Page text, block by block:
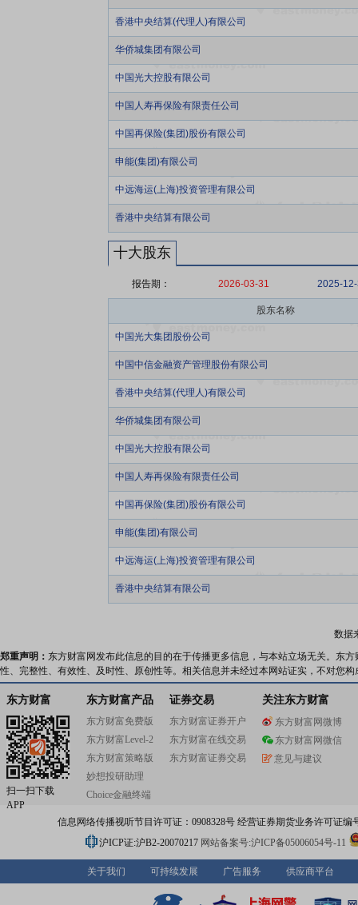
香港中央结算(代理人)有限公司
华侨城集团有限公司
中国光大控股有限公司
中国人寿再保险有限责任公司
中国再保险(集团)股份有限公司
申能(集团)有限公司
中远海运(上海)投资管理有限公司
香港中央结算有限公司
十大股东
报告期： 2026-03-31 2025-
股东名称
中国光大集团股份公司
中国中信金融资产管理股份有限公司
香港中央结算(代理人)有限公司
华侨城集团有限公司
中国光大控股有限公司
中国人寿再保险有限责任公司
中国再保险(集团)股份有限公司
申能(集团)有限公司
中远海运(上海)投资管理有限公司
香港中央结算有限公司
数据
郑重声明： 东方财富网发布此信息的目的在于传播更多信息，与本站立场无关。东
性、完整性、有效性、及时性、原创性等。相关信息并未经过本网站证实，不对您
东方财富
扫一扫下载
APP
东方财富产品
东方财富免费版
东方财富Level-2
东方财富策略版
妙想投研助理
Choice金融终端
证券交易
东方财富证券开户
东方财富在线交易
东方财富证券交易
关注东方财富
东方财富网微博
东方财富网微信
意见与建议
信息网络传播视听节目许可证：0908328号 经营证券期货业务许可证编
沪ICP证:沪B2-20070217 网站备案号:沪ICP备05006054号-11
关于我们 可持续发展 广告服务 供应商平台